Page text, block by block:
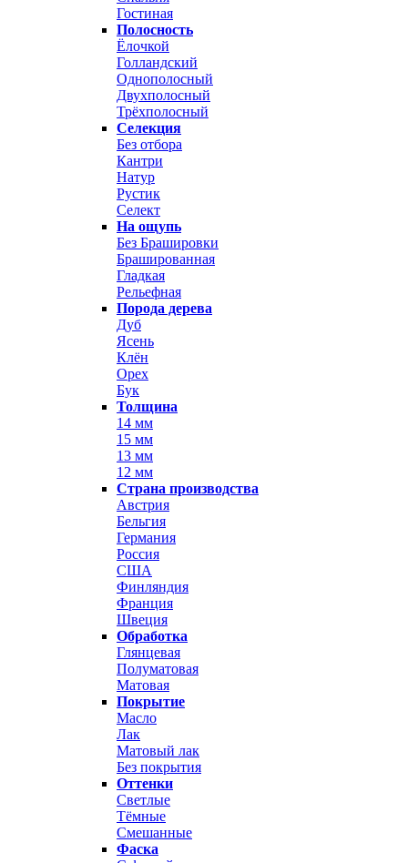
Гостиная
Полосность
Ёлочкой
Голландский
Однополосный
Двухполосный
Трёхполосный
Селекция
Без отбора
Кантри
Натур
Рустик
Селект
На ощупь
Без Брашировки
Брашированная
Гладкая
Рельефная
Порода дерева
Дуб
Ясень
Клён
Орех
Бук
Толщина
14 мм
15 мм
13 мм
12 мм
Страна производства
Австрия
Бельгия
Германия
Россия
США
Финляндия
Франция
Швеция
Обработка
Глянцевая
Полуматовая
Матовая
Покрытие
Масло
Лак
Матовый лак
Без покрытия
Оттенки
Светлые
Тёмные
Смешанные
Фаска